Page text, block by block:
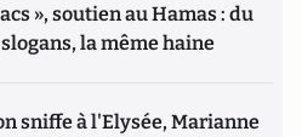
», soutien au Hamas : du
la même haine
sniffe à l'Elysée, Marianne